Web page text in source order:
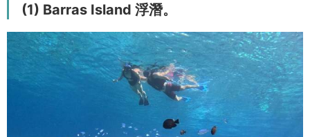
(1) Barras Island 浮潛。